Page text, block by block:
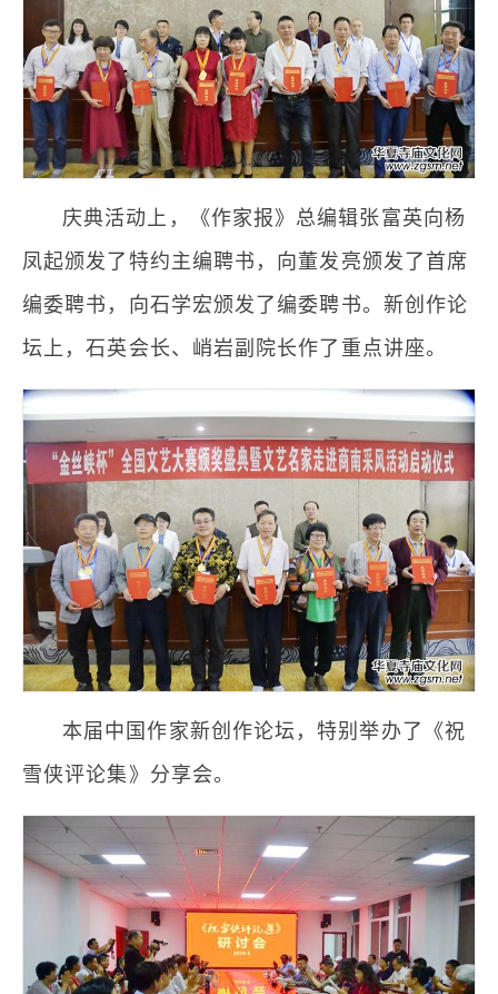
庆典活动上，《作家报》总编辑张富英向杨
凤起颁发了特约主编聘书，向董发亮颁发了首席
编委聘书，向石学宏颁发了编委聘书。新创作论
坛上，石英会长、峭岩副院长作了重点讲座。
本届中国作家新创作论坛，特别举办了《祝
雪侠评论集》分享会。